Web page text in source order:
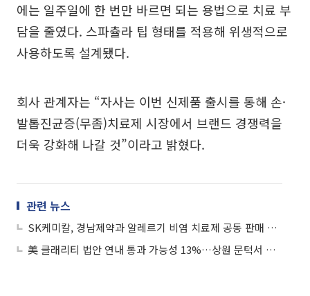
에는 일주일에 한 번만 바르면 되는 용법으로 치료 부
담을 줄였다. 스파츌라 팁 형태를 적용해 위생적으로
사용하도록 설계됐다.
회사 관계자는 “자사는 이번 신제품 출시를 통해 손·
발톱진균증(무좀)치료제 시장에서 브랜드 경쟁력을
더욱 강화해 나갈 것”이라고 밝혔다.
관련 뉴스
SK케미칼, 경남제약과 알레르기 비염 치료제 공동 판매 계약 체결
美 클래리티 법안 연내 통과 가능성 13%…상원 문턱서 제동